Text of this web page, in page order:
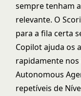
sempre tenham
relevante. O
para a fila certa
Copilot ajuda os
rapidamente
Autonomous
repetíveis de